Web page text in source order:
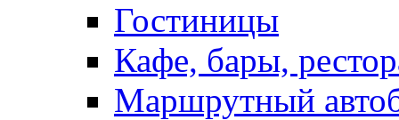
Гостиницы
Кафе, бары,
Маршрутный